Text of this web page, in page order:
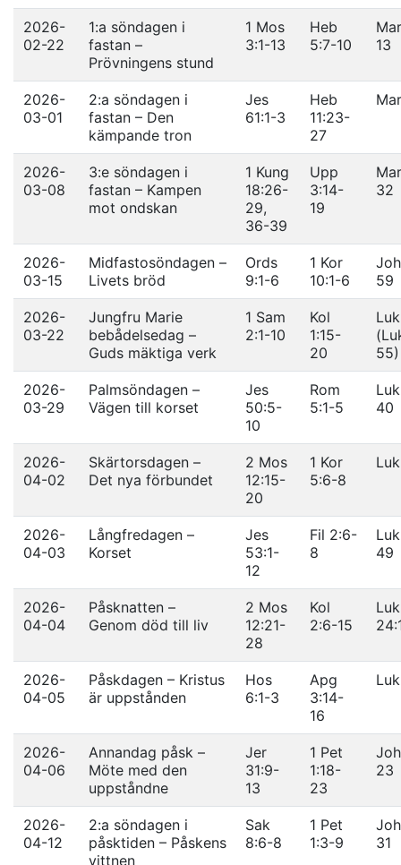
2026-
02-22
1:a söndagen i
fastan –
Prövningens stund
1 Mos
3:1-13
Heb
5:7-10
13
2026-
03-01
2:a söndagen i
fastan – Den
kämpande tron
Jes
61:1-3
Heb
11:23-
27
2026-
03-08
3:e söndagen i
fastan – Kampen
mot ondskan
1 Kung
18:26-
29,
36-39
Upp
3:14-
19
32
2026-
03-15
Midfastosöndagen –
Livets bröd
Ords
9:1-6
1 Kor
10:1-6
59
2026-
03-22
Jungfru Marie
bebådelsedag –
Guds mäktiga verk
1 Sam
2:1-10
Kol
1:15-
20
55)
2026-
03-29
Palmsöndagen –
Vägen till korset
Jes
50:5-
10
Rom
5:1-5
40
2026-
04-02
Skärtorsdagen –
Det nya förbundet
2 Mos
12:15-
20
1 Kor
5:6-8
2026-
04-03
Långfredagen –
Korset
Jes
53:1-
12
Fil 2:6-
8
49
2026-
04-04
Påsknatten –
Genom död till liv
2 Mos
12:21-
28
Kol
2:6-15
2026-
04-05
Påskdagen – Kristus
är uppstånden
Hos
6:1-3
Apg
3:14-
16
2026-
04-06
Annandag påsk –
Möte med den
uppståndne
Jer
31:9-
13
1 Pet
1:18-
23
23
2026-
04-12
2:a söndagen i
påsktiden – Påskens
vittnen
Sak
8:6-8
1 Pet
1:3-9
31